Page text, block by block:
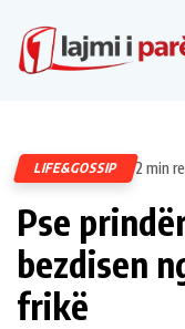
LIFE&GOSSIP 2 min
Pse
bezdisen
frikë